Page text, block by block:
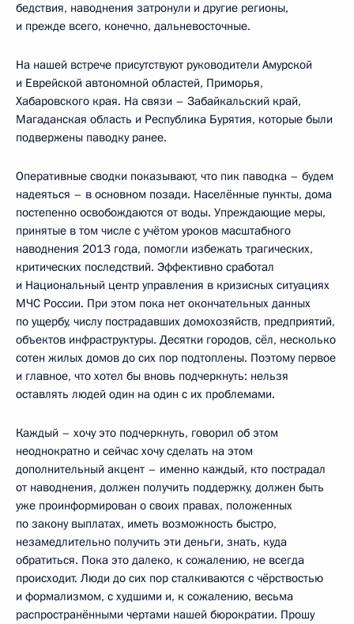
бедствия, наводнения затронули и другие регионы,
и прежде всего, конечно, дальневосточные.
На нашей встрече присутствуют руководители Амурской
и Еврейской автономной областей, Приморья,
Хабаровского края. На связи – Забайкальский край,
Магаданская область и Республика Бурятия, которые были
подвержены паводку ранее.
Оперативные сводки показывают, что пик паводка – будем
надеяться – в основном позади. Населённые пункты, дома
постепенно освобождаются от воды. Упреждающие меры,
принятые в том числе с учётом уроков масштабного
наводнения 2013 года, помогли избежать трагических,
критических последствий. Эффективно сработал
и Национальный центр управления в кризисных ситуациях
МЧС России. При этом пока нет окончательных данных
по ущербу, числу пострадавших домохозяйств, предприятий,
объектов инфраструктуры. Десятки городов, сёл, несколько
сотен жилых домов до сих пор подтоплены. Поэтому первое
и главное, что хотел бы вновь подчеркнуть: нельзя
оставлять людей один на один с их проблемами.
Каждый – хочу это подчеркнуть, говорил об этом
неоднократно и сейчас хочу сделать на этом
дополнительный акцент – именно каждый, кто пострадал
от наводнения, должен получить поддержку, должен быть
уже проинформирован о своих правах, положенных
по закону выплатах, иметь возможность быстро,
незамедлительно получить эти деньги, знать, куда
обратиться. Пока это далеко, к сожалению, не всегда
происходит. Люди до сих пор сталкиваются с чёрствостью
и формализмом, с худшими и, к сожалению, весьма
распространёнными чертами нашей бюрократии. Прошу